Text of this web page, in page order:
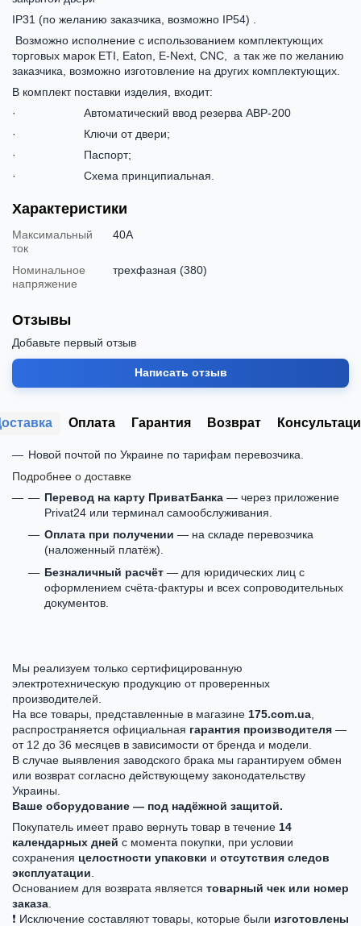
IP31 (по желанию заказчика, возможно IP54) .
Возможно исполнение с использованием комплектующих
торговых марок ЕТІ, Eaton, E-Next, CNC, а так же по желанию
заказчика, возможно изготовление на других комплектующих.
В комплект поставки изделия, входит:
· Автоматический ввод резерва АВР-200
· Ключи от двери;
· Паспорт;
· Схема принципиальная.
Характеристики
Максимальный
ток
40А
Номинальное
напряжение
трехфазная (380)
Отзывы
Добавьте первый отзыв
Написать отзыв
Оплата Гарантия Возврат
Новой почтой по Украине по тарифам перевозчика.
Подробнее о доставке
Перевод на карту ПриватБанка — через приложение
Privat24 или терминал самообслуживания.
Оплата при получении — на складе перевозчика
(наложенный платёж).
Безналичный расчёт — для юридических лиц с
оформлением счёта-фактуры и всех сопроводительных
документов.
Мы реализуем только сертифицированную
электротехническую продукцию от проверенных
производителей.
На все товары, представленные в магазине 175.com.ua
распространяется официальная гарантия производителя —
от 12 до 36 месяцев в зависимости от бренда и модели.
В случае выявления заводского брака мы гарантируем обмен
или возврат согласно действующему законодательству
Украины.
Ваше оборудование — под надёжной защитой.
Покупатель имеет право вернуть товар в течение 14
календарных дней с момента покупки, при условии
сохранения целостности упаковки и отсутствия следов
эксплуатации
Основанием для возврата является товарный чек или номер
заказа
❗ Исключение составляют товары, которые были изготовлены